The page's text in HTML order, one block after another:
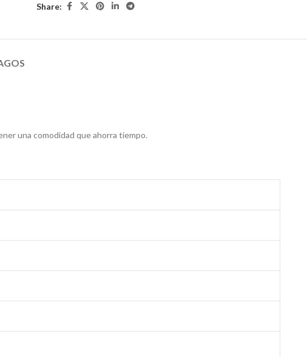
Share:
una comodidad que ahorra tiempo.